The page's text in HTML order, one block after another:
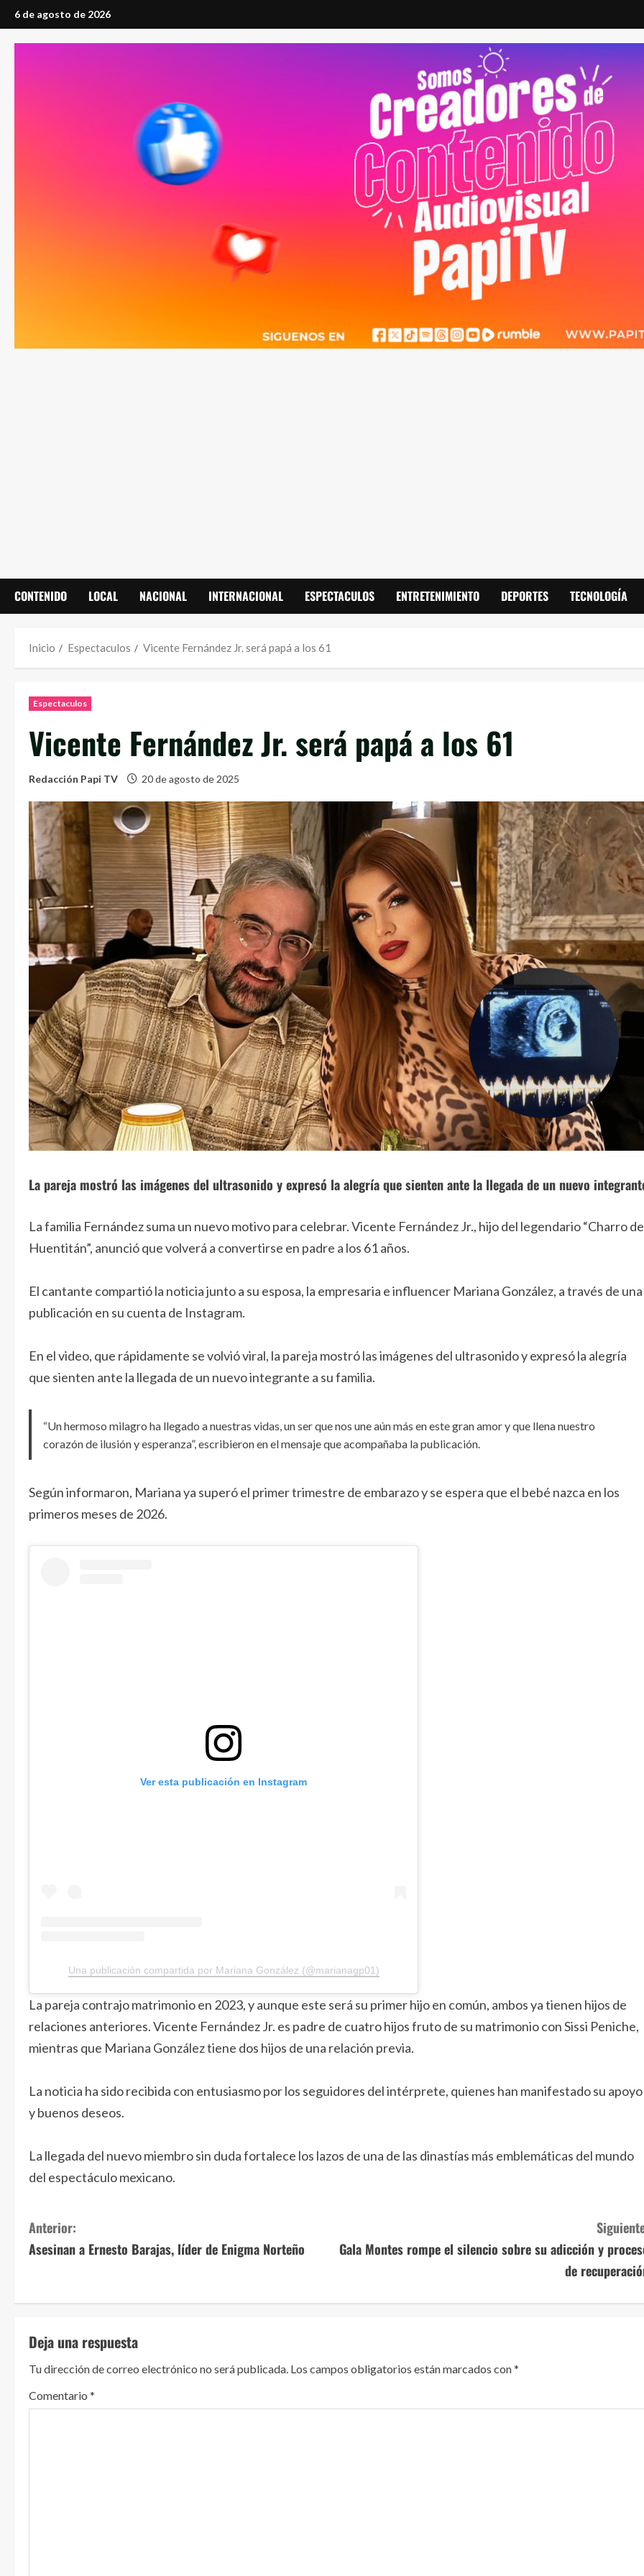
Saltar
al
contenido
6 de agosto de 2026
CONTENIDO LOCAL NACIONAL INTERNACIONAL ESPECTACULOS ENTRETENIMIENTO DEPORTES TECNOLOGÍA
Inicio Espectaculos Vicente Fernández Jr. será papá a los 61
Espectaculos
Vicente Fernández Jr. será papá a los 61
Redacción Papi TV 20 de agosto de 2025
La pareja mostró las imágenes del ultrasonido y expresó la alegría que sienten ante la llegada de un nuevo
La familia Fernández suma un nuevo motivo para celebrar. Vicente Fernández Jr., hijo del legendario “Charro de
Huentitán”, anunció que volverá a convertirse en padre a los 61 años.
El cantante compartió la noticia junto a su esposa, la empresaria e influencer Mariana González, a través de una
publicación en su cuenta de Instagram.
En el video, que rápidamente se volvió viral, la pareja mostró las imágenes del ultrasonido y expresó la alegría
que sienten ante la llegada de un nuevo integrante a su familia.
“Un hermoso milagro ha llegado a nuestras vidas, un ser que nos une aún más en este gran amor y que llena nuestro
corazón de ilusión y esperanza”, escribieron en el mensaje que acompañaba la publicación.
Según informaron, Mariana ya superó el primer trimestre de embarazo y se espera que el bebé nazca en los
primeros meses de 2026.
Ver esta publicación en Instagram
Una publicación compartida por Mariana González (@marianagp01)
La pareja contrajo matrimonio en 2023, y aunque este será su primer hijo en común, ambos ya tienen hijos de
relaciones anteriores. Vicente Fernández Jr. es padre de cuatro hijos fruto de su matrimonio con Sissi Peniche,
mientras que Mariana González tiene dos hijos de una relación previa.
La noticia ha sido recibida con entusiasmo por los seguidores del intérprete, quienes han manifestado su apoyo
y buenos deseos.
La llegada del nuevo miembro sin duda fortalece los lazos de una de las dinastías más emblemáticas del mundo
del espectáculo mexicano.
S
i
e
l
e
Anterior:
Asesinan a Ernesto Barajas, líder de Enigma Norteño
Gala Montes rompe el silencio sobre su adicción y
de
Deja una respuesta
Tu dirección de correo electrónico no será publicada. Los campos obligatorios están marcados con*
Comentario *